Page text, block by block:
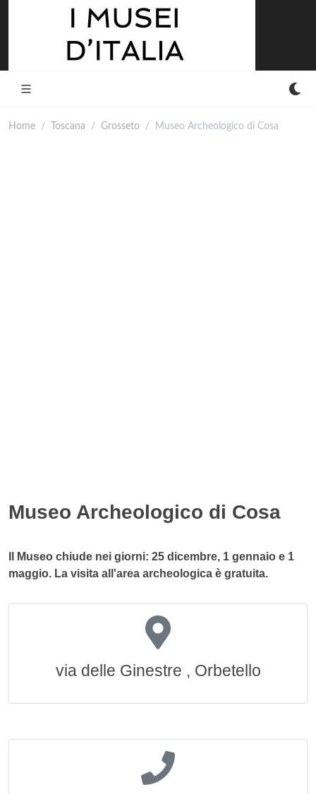
Home Toscana Grosseto Museo Archeologico di Cosa
Museo Archeologico di Cosa
Il Museo chiude nei giorni: 25 dicembre, 1 gennaio e 1
maggio. La visita all'area archeologica è gratuita.
via delle Ginestre , Orbetello